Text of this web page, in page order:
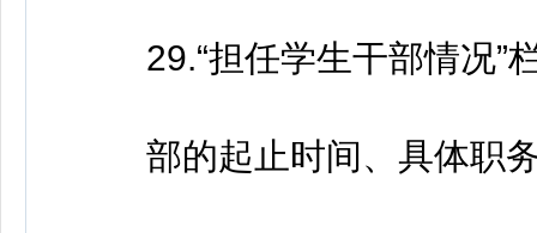
29.“担任学生干部情况”
部的起止时间、具体职